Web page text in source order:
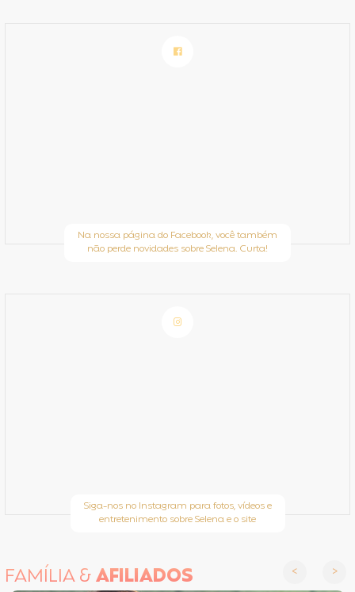
Na nossa página do Facebook, você também
não perde novidades sobre Selena. Curta!
Siga-nos no Instagram para fotos, vídeos e
entretenimento sobre Selena e o site
FAMÍLIA &AFILIADOS